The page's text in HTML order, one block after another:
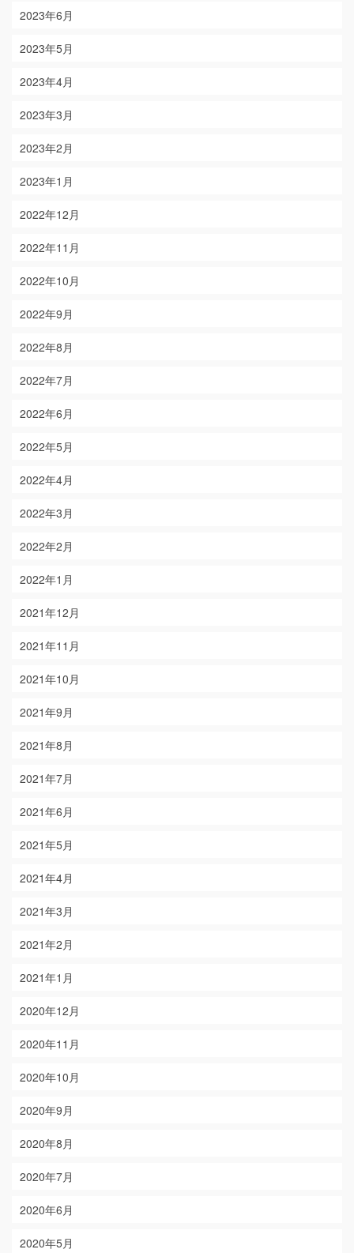
2023年6月
2023年5月
2023年4月
2023年3月
2023年2月
2023年1月
2022年12月
2022年11月
2022年10月
2022年9月
2022年8月
2022年7月
2022年6月
2022年5月
2022年4月
2022年3月
2022年2月
2022年1月
2021年12月
2021年11月
2021年10月
2021年9月
2021年8月
2021年7月
2021年6月
2021年5月
2021年4月
2021年3月
2021年2月
2021年1月
2020年12月
2020年11月
2020年10月
2020年9月
2020年8月
2020年7月
2020年6月
2020年5月